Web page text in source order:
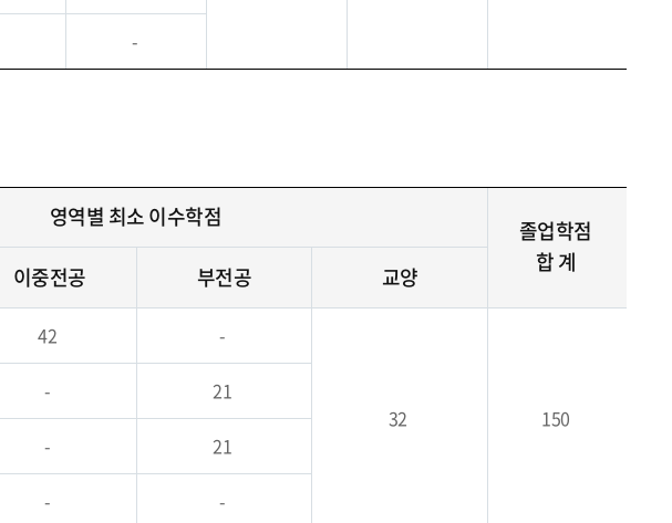
-
영역별 최소 이수학점
졸업학점
합 계
이중전공 부전공 교양
42 -
32 150
- 21
- 21
- -